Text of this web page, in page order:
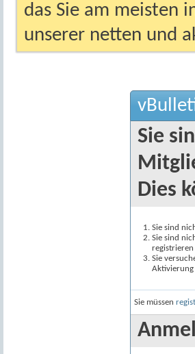
das Sie am meisten
unserer netten und
Sie
Dies
Sie sind
Sie sind
registrieren
Sie
Aktivierung
Sie müssen